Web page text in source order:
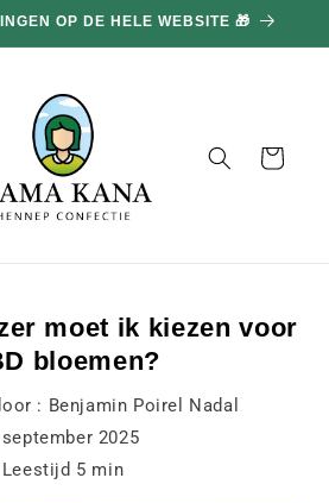
OP DE HELE WEBSITE 🎁
Mand
moet ik kiezen voor
bloemen?
: Benjamin Poirel Nadal
september 2025
Leestijd 5 min